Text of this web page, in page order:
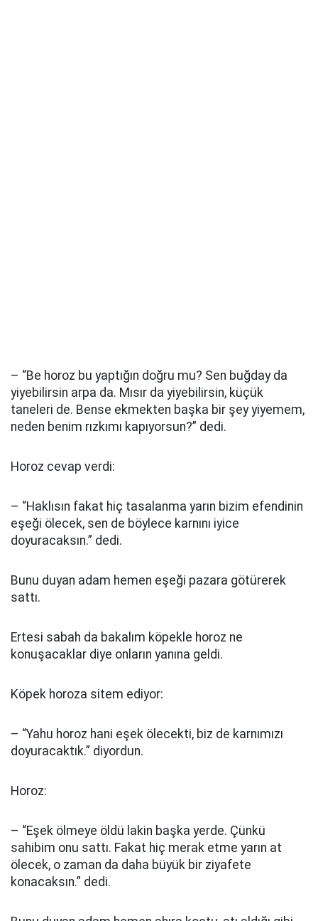
– “Be horoz bu yaptığın doğru mu? Sen buğday da
yiyebilirsin arpa da. Mısır da yiyebilirsin, küçük
taneleri de. Bense ekmekten başka bir şey yiyemem,
neden benim rızkımı kapıyorsun?” dedi.
Horoz cevap verdi:
– “Haklısın fakat hiç tasalanma yarın bizim efendinin
eşeği ölecek, sen de böylece karnını iyice
doyuracaksın.” dedi.
Bunu duyan adam hemen eşeği pazara götürerek
sattı.
Ertesi sabah da bakalım köpekle horoz ne
konuşacaklar diye onların yanına geldi.
Köpek horoza sitem ediyor:
– “Yahu horoz hani eşek ölecekti, biz de karnımızı
doyuracaktık.” diyordun.
Horoz:
– “Eşek ölmeye öldü lakin başka yerde. Çünkü
sahibim onu sattı. Fakat hiç merak etme yarın at
ölecek, o zaman da daha büyük bir ziyafete
konacaksın.” dedi.